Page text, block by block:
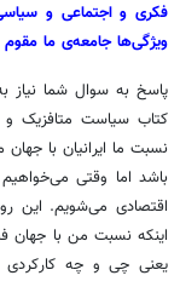
فکری و اجتماعی و
ویژگی‌ها جامعه‌ی ما
پاسخ به سوال شما نیاز
کتاب سیاست متافزیک
نسبت ما ایرانیان با
باشد اما وقتی
اقتصادی می‌شویم. این
اینکه نسبت من با جهان
یعنی چی و چه کارکردی